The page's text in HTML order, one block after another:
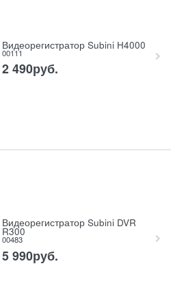
Видеорегистратор Subini H4000
00111
2 490руб.
Видеорегистратор Subini DVR
R300
00483
5 990руб.